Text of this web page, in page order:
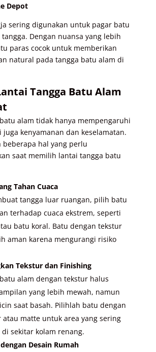
Depot
sering digunakan untuk pagar batu
Dengan nuansa yang lebih
paras cocok untuk memberikan
natural pada tangga batu alam di
Tangga Batu Alam
alam tidak hanya mempengaruhi
juga kenyamanan dan keselamatan.
beberapa hal yang perlu
saat memilih lantai tangga batu
Tahan Cuaca
tangga luar ruangan, pilih batu
terhadap cuaca ekstrem, seperti
batu koral. Batu dengan tekstur
aman karena mengurangi risiko
Tekstur dan Finishing
alam dengan tekstur halus
yang lebih mewah, namun
saat basah. Pilihlah batu dengan
atau matte untuk area yang sering
sekitar kolam renang.
Desain Rumah